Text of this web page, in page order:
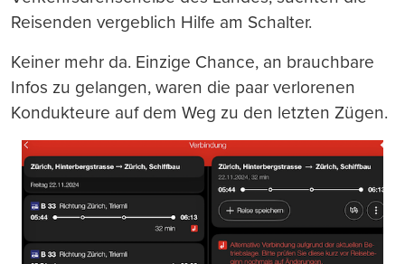
Reisenden vergeblich Hilfe am Schalter.
Keiner mehr da. Einzige Chance, an brauchbare
Infos zu gelangen, waren die paar verlorenen
Kondukteure auf dem Weg zu den letzten Zügen.